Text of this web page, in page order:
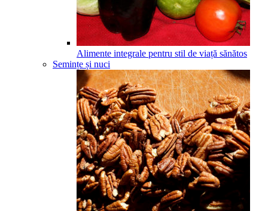
Alimente integrale pentru stil de viață sănătos
Semințe și nuci